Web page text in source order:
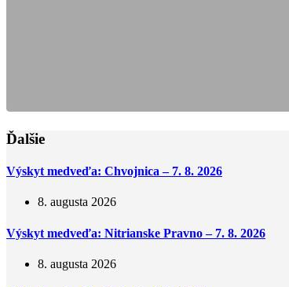
Ďalšie
Výskyt medveďa: Chvojnica – 7. 8. 2026
8. augusta 2026
Výskyt medveďa: Nitrianske Pravno – 7. 8. 2026
8. augusta 2026